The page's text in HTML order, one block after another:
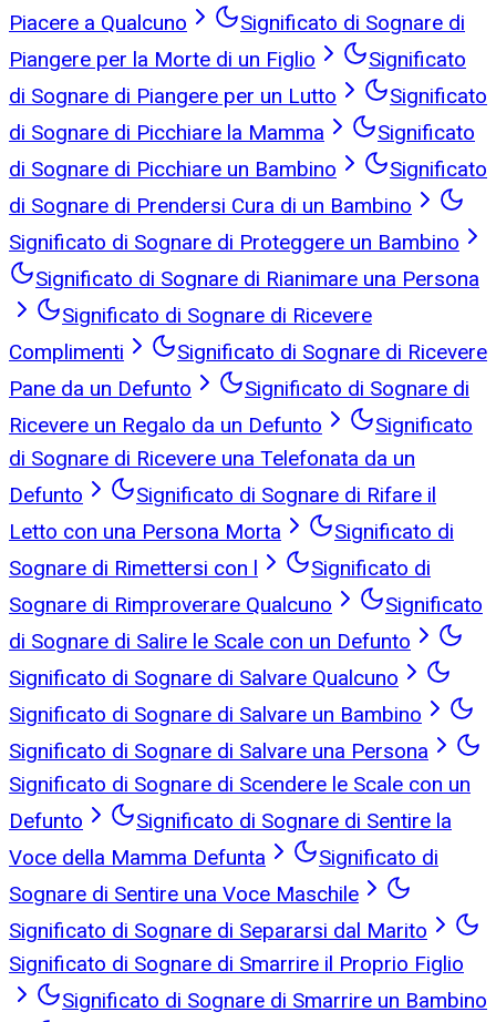
Piacere a Qualcuno
Significato di Sognare di
Piangere per la Morte di un Figlio
Significato
di Sognare di Piangere per un Lutto
Significato
di Sognare di Picchiare la Mamma
Significato
di Sognare di Picchiare un Bambino
Significato
di Sognare di Prendersi Cura di un Bambino
Significato di Sognare di Proteggere un Bambino
Significato di Sognare di Rianimare una Persona
Significato di Sognare di Ricevere
Complimenti
Significato di Sognare di Ricevere
Pane da un Defunto
Significato di Sognare di
Ricevere un Regalo da un Defunto
Significato
di Sognare di Ricevere una Telefonata da un
Defunto
Significato di Sognare di Rifare il
Letto con una Persona Morta
Significato di
Sognare di Rimettersi con l
Significato di
Sognare di Rimproverare Qualcuno
Significato
di Sognare di Salire le Scale con un Defunto
Significato di Sognare di Salvare Qualcuno
Significato di Sognare di Salvare un Bambino
Significato di Sognare di Salvare una Persona
Significato di Sognare di Scendere le Scale con un
Defunto
Significato di Sognare di Sentire la
Voce della Mamma Defunta
Significato di
Sognare di Sentire una Voce Maschile
Significato di Sognare di Separarsi dal Marito
Significato di Sognare di Smarrire il Proprio Figlio
Significato di Sognare di Smarrire un Bambino